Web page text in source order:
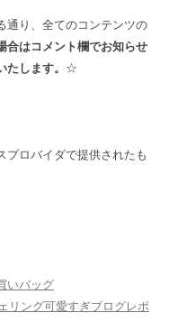
り、全てのコンテンツの
合はコメント欄でお知らせ
します。 ☆
プロバイダで提供されたも
いバッグ
リング可愛すぎブログレポ